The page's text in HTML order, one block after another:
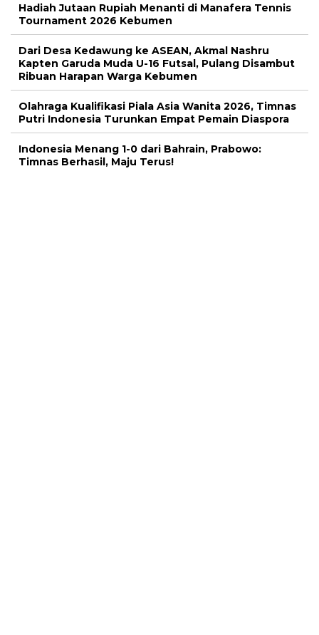
Hadiah Jutaan Rupiah Menanti di Manafera Tennis
Tournament 2026 Kebumen
Dari Desa Kedawung ke ASEAN, Akmal Nashru
Kapten Garuda Muda U-16 Futsal, Pulang Disambut
Ribuan Harapan Warga Kebumen
Olahraga Kualifikasi Piala Asia Wanita 2026, Timnas
Putri Indonesia Turunkan Empat Pemain Diaspora
Indonesia Menang 1-0 dari Bahrain, Prabowo:
Timnas Berhasil, Maju Terus!